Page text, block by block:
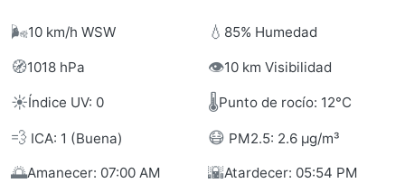
🌬️10 km/h WSW 💧 85% Humedad
🧭1018 hPa 👁️10 km Visibilidad
☀️Índice UV: 0 🌡️Punto de rocío: 12°C
💨 ICA: 1 (Buena) 😷 PM2.5: 2.6 µg/m³
🌅Amanecer: 07:00 AM 🌇Atardecer: 05:54 PM